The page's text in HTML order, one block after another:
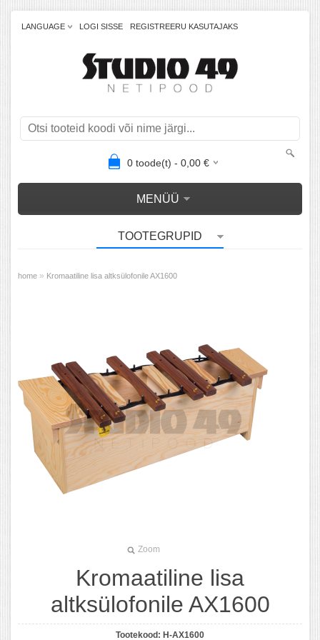
LANGUAGE LOGI SISSE REGISTREERU KASUTAJAKS
0toode(t) - 0,00€
MENÜÜ
TOOTEGRUPID
home » Kromaatiline lisa altksülofonile AX1600
Zoom
Kromaatiline lisa
altksülofonile AX1600
Tootekood: H-AX1600